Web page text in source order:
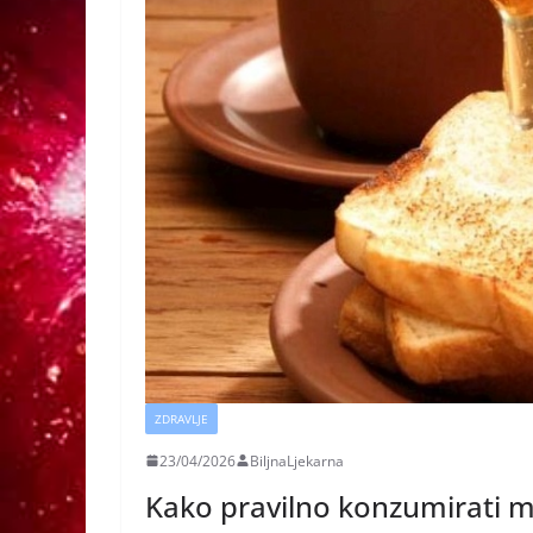
ZDRAVLJE
23/04/2026 BiljnaLjekarna
Kako pravilno konzumirati